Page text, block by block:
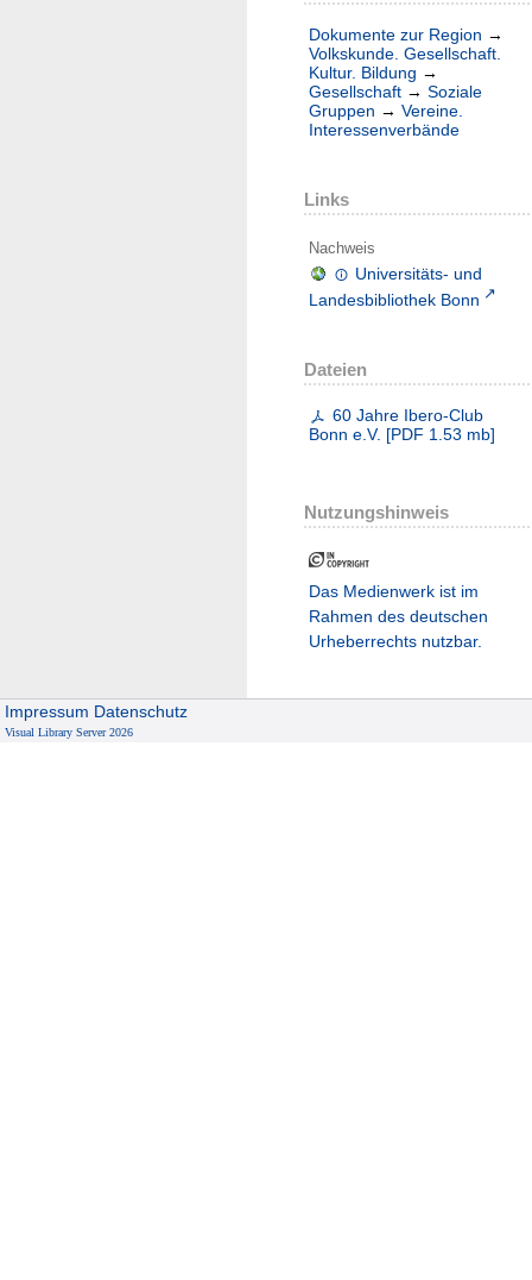
Dokumente zur Region →
Volkskunde. Gesellschaft.
Kultur. Bildung →
Gesellschaft → Soziale
Gruppen → Vereine.
Interessenverbände
Links
Nachweis
Universitäts- und
Landesbibliothek Bonn
Dateien
60 Jahre Ibero-Club
Bonn e.V. [PDF 1.53 mb]
Nutzungshinweis
Das Medienwerk ist im
Rahmen des deutschen
Urheberrechts nutzbar.
Impressum Datenschutz
Visual Library Server 2026